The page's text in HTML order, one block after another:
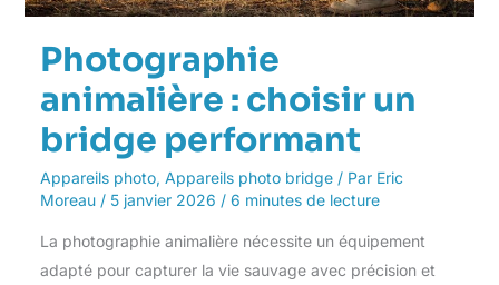
Photographie
animalière : choisir un
bridge performant
Appareils photo, Appareils photo bridge/ Par Eric
Moreau / 5 janvier 2026 / 6 minutes de lecture
La photographie animalière nécessite un équipement
adapté pour capturer la vie sauvage avec précision et